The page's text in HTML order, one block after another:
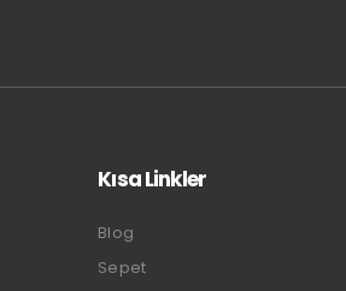
Kısa Linkler
Blog
Sepet